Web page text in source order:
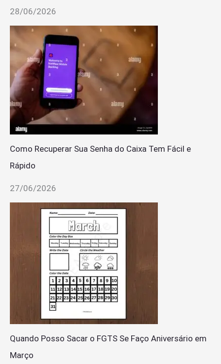
28/06/2026
Como Recuperar Sua Senha do Caixa Tem Fácil e
Rápido
27/06/2026
Quando Posso Sacar o FGTS Se Faço Aniversário em
Março